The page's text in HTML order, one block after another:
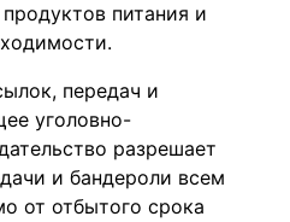
питания и
передач и
уголовно-
разрешает
и бандероли всем
от отбытого срока